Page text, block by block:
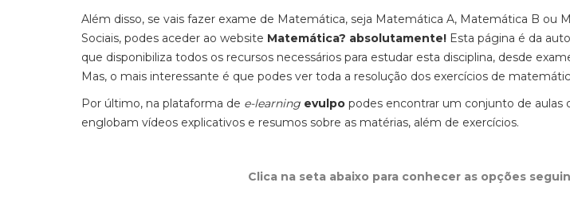
Além disso, se vais fazer exame de Matemática, seja Matemática A, Matemática B ou
Sociais, podes aceder ao website Matemática? absolutamente! Esta página é da
que disponibiliza todos os recursos necessários para estudar esta disciplina, desde
Mas, o mais interessante é que podes ver toda a resolução dos exercícios de
Por último, na plataforma de e-learning evulpo podes encontrar um conjunto de aulas
englobam vídeos explicativos e resumos sobre as matérias, além de exercícios.
Clica na seta abaixo para conhecer as opções